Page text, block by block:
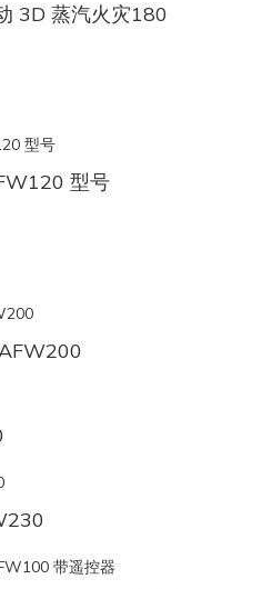
3D 蒸汽火灾180
型号